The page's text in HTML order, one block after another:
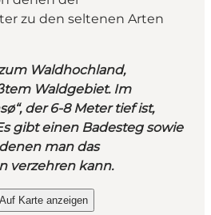
zu den seltenen Arten
Waldhochland,
Waldgebiet. Im
der 6-8 Meter tief ist,
gibt einen Badesteg sowie
man das
verzehren kann.
in die Bidstruper
Auf Karte anzeigen
Ein Ausflug in die Bidstruper Wälder